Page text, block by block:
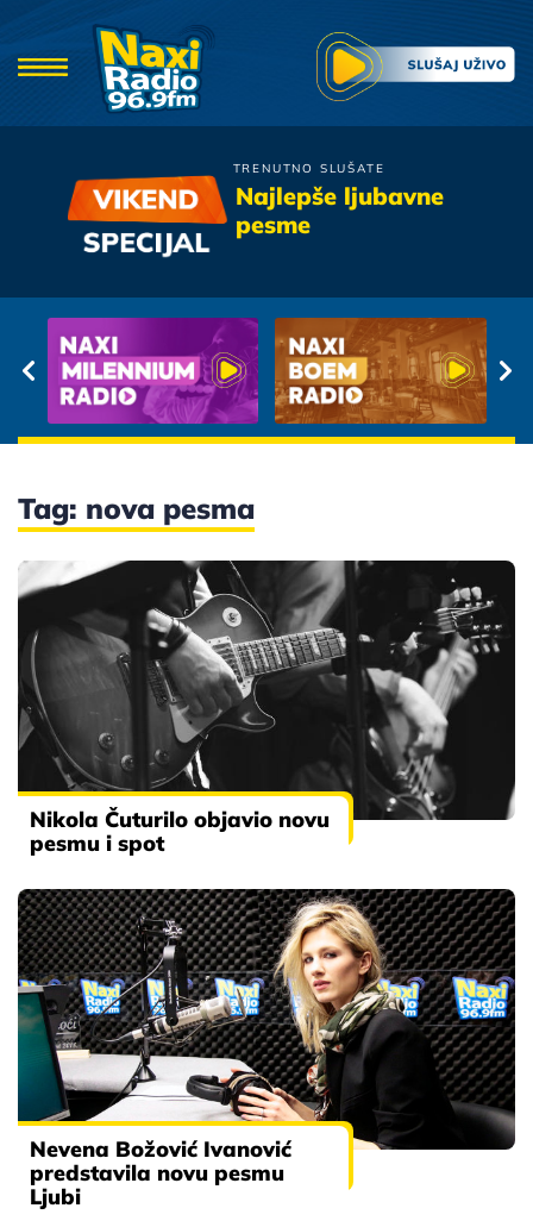
TRENUTNO SLUŠATE
Najlepše ljubavne
pesme
Zeljko Samardzic
Tag: nova pesma
Nikola Čuturilo objavio novu
pesmu i spot
Nevena Božović Ivanović
predstavila novu pesmu
Ljubi